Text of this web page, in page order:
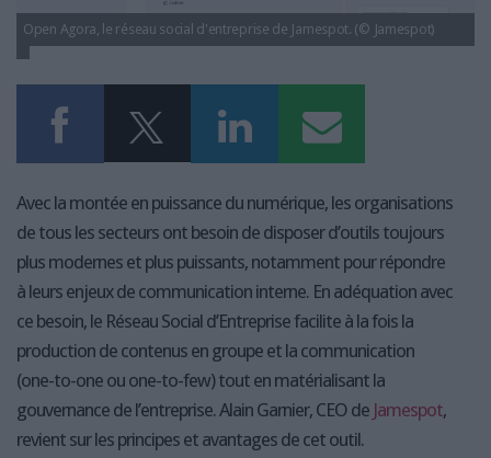
Open Agora, le réseau social d'entreprise de Jamespot. (© Jamespot)
Avec la montée en puissance du numérique, les organisations
de tous les secteurs ont besoin de disposer d’outils toujours
plus modernes et plus puissants, notamment pour répondre
à leurs enjeux de communication interne. En adéquation avec
ce besoin, le Réseau Social d’Entreprise facilite à la fois la
production de contenus en groupe et la communication
(one-to-one ou one-to-few) tout en matérialisant la
gouvernance de l’entreprise. Alain Garnier, CEO de Jamespot,
revient sur les principes et avantages de cet outil.